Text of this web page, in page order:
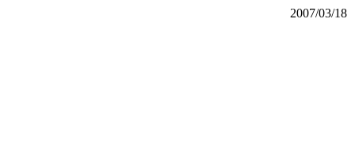
2007/03/18